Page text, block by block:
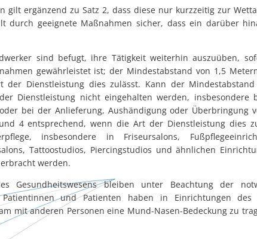
gilt ergänzend zu Satz 2, dass diese nur kurzzeitig zur
durch geeignete Maßnahmen sicher, dass ein darüber
sind befugt, ihre Tätigkeit weiterhin auszuüben,
gewährleistet ist; der Mindestabstand von 1,5
der Dienstleistung dies zulässt. Kann der Mindestabstand
Dienstleistung nicht eingehalten werden, insbesondere
bei der Anlieferung, Aushändigung oder Überbringung
4 entsprechend, wenn die Art der Dienstleistung dies
insbesondere in Friseursalons,
Tattoostudios, Piercingstudios und ähnlichen
werden.
Gesundheitswesens bleiben unter Beachtung der
und Patienten haben in Einrichtungen des
mit anderen Personen eine Mund-Nasen-Bedeckung zu